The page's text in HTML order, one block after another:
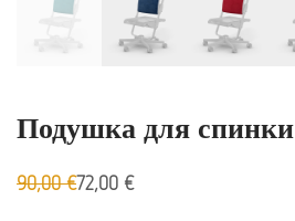
Подушка для спинки
90,00€
Первоначальная
72,00 €
Aktueller